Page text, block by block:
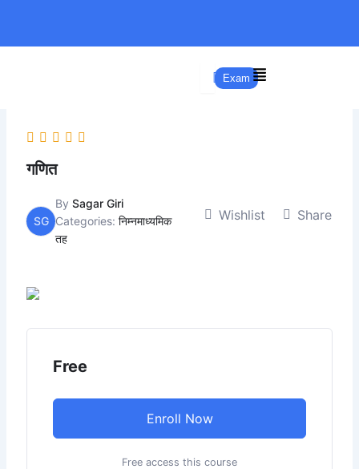
content
Exam
गणित
SG
BySagar Giri
Categories:निम्नमाध्यमिक
तह
Wishlist Share
Free
Enroll Now
Free access this course